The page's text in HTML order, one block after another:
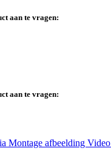
aan te vragen:
aan te vragen:
Montage afbeelding Video